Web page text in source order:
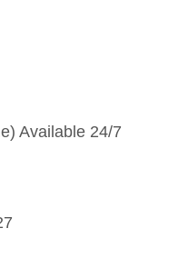
Available 24/7